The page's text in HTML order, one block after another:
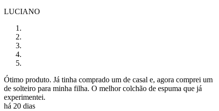
LUCIANO
Ótimo produto. Já tinha comprado um de casal e, agora comprei um
de solteiro para minha filha. O melhor colchão de espuma que já
experimentei.
há 20 dias